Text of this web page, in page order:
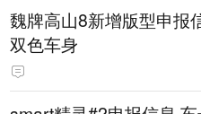
魏牌高山8新增版型申报
双色车身